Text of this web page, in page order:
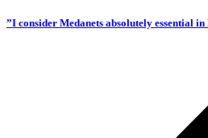
”I consider Medanets absolutely essential